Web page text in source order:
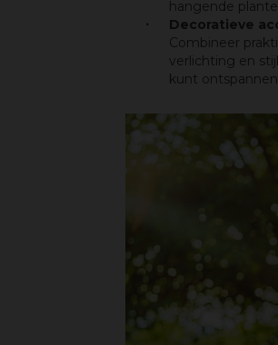
hangende
Decoratieve
Combineer
verlichting en
kunt ontspannen.